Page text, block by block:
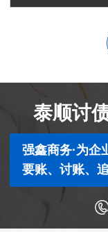
泰顺讨
强鑫商务·为企
要账、讨账、